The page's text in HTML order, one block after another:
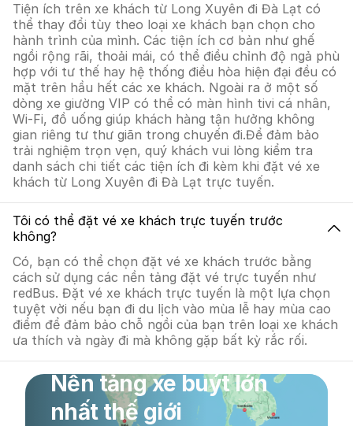
Tiện ích trên xe khách từ Long Xuyên đi Đà Lạt có
thể thay đổi tùy theo loại xe khách bạn chọn cho
hành trình của mình. Các tiện ích cơ bản như ghế
ngồi rộng rãi, thoải mái, có thể điều chỉnh độ ngả phù
hợp với tư thế hay hệ thống điều hòa hiện đại đều có
mặt trên hầu hết các xe khách. Ngoài ra ở một số
dòng xe giường VIP có thể có màn hình tivi cá nhân,
Wi-Fi, đồ uống giúp khách hàng tận hưởng không
gian riêng tư thư giãn trong chuyến đi.Để đảm bảo
trải nghiệm trọn vẹn, quý khách vui lòng kiểm tra
danh sách chi tiết các tiện ích đi kèm khi đặt vé xe
khách từ Long Xuyên đi Đà Lạt trực tuyến.
Tôi có thể đặt vé xe khách trực tuyến trước
không?
Có, bạn có thể chọn đặt vé xe khách trước bằng
cách sử dụng các nền tảng đặt vé trực tuyến như
redBus. Đặt vé xe khách trực tuyến là một lựa chọn
tuyệt vời nếu bạn đi du lịch vào mùa lễ hay mùa cao
điểm để đảm bảo chỗ ngồi của bạn trên loại xe khách
ưa thích và ngày đi mà không gặp bất kỳ rắc rối.
Nền tảng xe buýt lớn
nhất thế giới